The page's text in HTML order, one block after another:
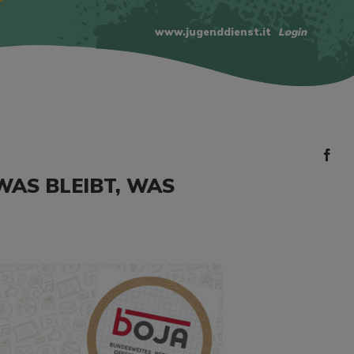
www.jugenddienst.it Login
BLEIBT, WAS